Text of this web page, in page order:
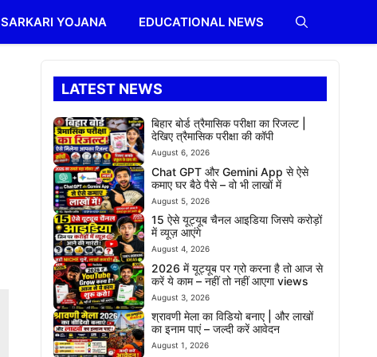
SARKARI YOJANA EDUCATIONAL NEWS
LATEST NEWS
बिहार बोर्ड त्रैमासिक परीक्षा का रिजल्ट |
देखिए त्रैमासिक परीक्षा की कॉपी
August 6, 2026
Chat GPT और Gemini App से ऐसे
कमाए घर बैठे पैसे – वो भी लाखों में
August 5, 2026
15 ऐसे यूट्यूब चैनल आइडिया जिसपे करोड़ों
में व्यूज़ आएंगे
August 4, 2026
2026 में यूट्यूब पर ग्रो करना है तो आज से
करें ये काम – नहीं तो नहीं आएगा views
August 3, 2026
श्रावणी मेला का विडियो बनाए | और लाखों
का इनाम पाएं – जल्दी करें आवेदन
August 1, 2026